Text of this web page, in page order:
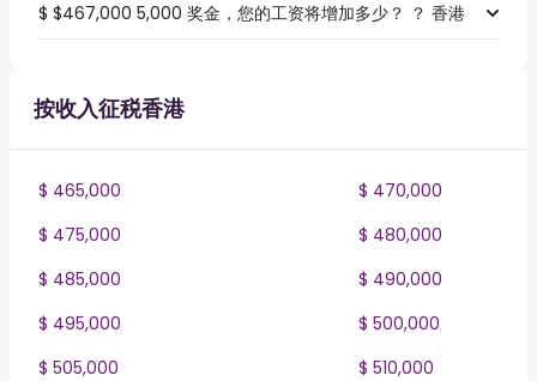
$ $467,000 5,000 奖金，您的工资将增加多少？ ？ 香港
按收入征税香港
$ 465,000
$ 470,000
$ 475,000
$ 480,000
$ 485,000
$ 490,000
$ 495,000
$ 500,000
$ 505,000
$ 510,000